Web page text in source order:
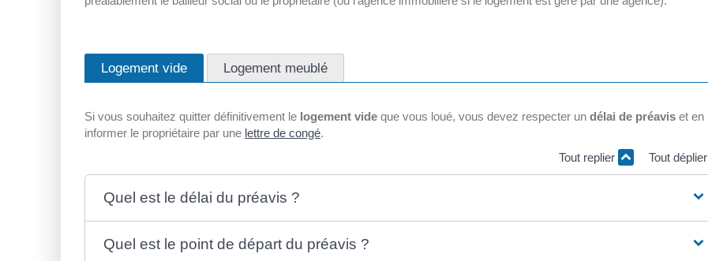
Logement vide Logement meublé
Si vous souhaitez quitter définitivement le logement vide que vous loué, vous devez respecter un délai de préavis et en
informer le propriétaire par une lettre de congé.
Tout replier
Tout déplier
Quel est le délai du préavis ?
Quel est le point de départ du préavis ?